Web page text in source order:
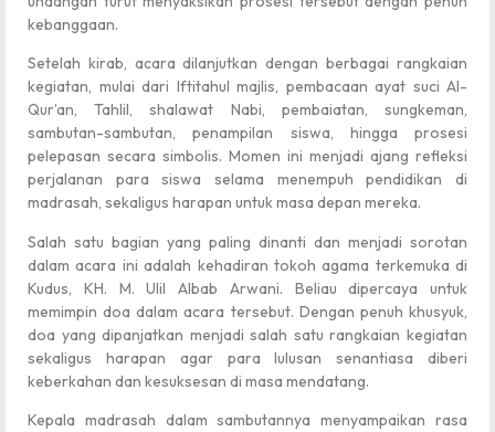
kebanggaan.
Setelah kirab, acara dilanjutkan dengan berbagai rangkaian
kegiatan, mulai dari Iftitahul majlis, pembacaan ayat suci Al-
Qur’an, Tahlil, shalawat Nabi, pembaiatan, sungkeman,
sambutan-sambutan, penampilan siswa, hingga prosesi
pelepasan secara simbolis. Momen ini menjadi ajang refleksi
perjalanan para siswa selama menempuh pendidikan di
madrasah, sekaligus harapan untuk masa depan mereka.
Salah satu bagian yang paling dinanti dan menjadi sorotan
dalam acara ini adalah kehadiran tokoh agama terkemuka di
Kudus, KH. M. Ulil Albab Arwani. Beliau dipercaya untuk
memimpin doa dalam acara tersebut. Dengan penuh khusyuk,
doa yang dipanjatkan menjadi salah satu rangkaian kegiatan
sekaligus harapan agar para lulusan senantiasa diberi
keberkahan dan kesuksesan di masa mendatang.
Kepala madrasah dalam sambutannya menyampaikan rasa